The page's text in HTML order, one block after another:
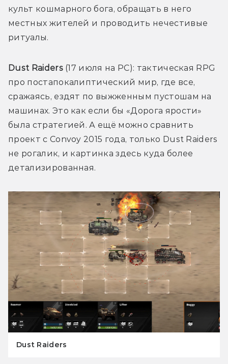
культ кошмарного бога, обращать в него
местных жителей и проводить нечестивые
ритуалы.
Dust Raiders (17 июля на PC): тактическая RPG
про постапокалиптический мир, где все,
сражаясь, ездят по выжженным пустошам на
машинах. Это как если бы «Дорога ярости»
была стратегией. А ещё можно сравнить
проект с Convoy 2015 года, только Dust Raiders
не рогалик, и картинка здесь куда более
детализированная.
Dust Raiders